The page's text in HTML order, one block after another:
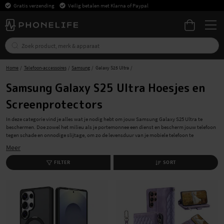
Gratis verzending Veilig betalen met Klarna of Paypal
Home Telefoon-accessoires Samsung Galaxy S25 Ultra
Samsung Galaxy S25 Ultra Hoesjes en
Screenprotectors
In deze categorie vind je alles wat je nodig hebt om jouw Samsung Galaxy S25 Ultra te
beschermen. Doe zowel het milieu als je portemonnee een dienst en bescherm jouw telefoon
tegen schade en onnodige slijtage, om zo de levensduur van je mobiele telefoon te
een cameralensbeschermer zorg je voor een volledige bescherming van jouw Samsung
Galaxy S25 Ultra. Je winkelt snel, gemakkelijk en met gratis verzending bij PhoneLife!
Met een hoesje voor Samsung Galaxy S25 Ultra zorg je voor een goede bescherming van je
mobiele telefoon en geef je uitdrukking aan je persoonlijke stijl. We hebben een breed
aanbod van hoesjes die jouw behoeftes en het model van jouw telefoon passen. Of je nu
extra bescherming nodig hebt voor je werktelefoon of juist zoekt naar een minimalistische
Meer
FILTER SORT